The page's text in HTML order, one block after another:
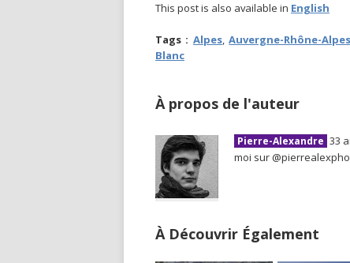
This post is also available in English
Tags : Alpes,Auvergne-Rhône-Alpes
Blanc
À propos de l'auteur
Pierre-Alexandre 33
moi sur
À Découvrir Également